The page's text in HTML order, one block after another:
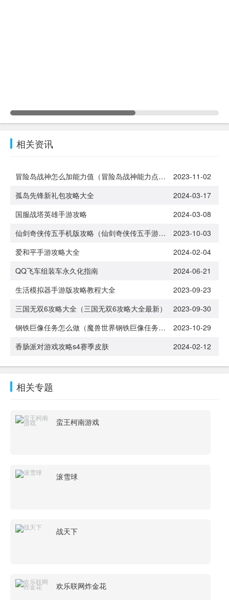
相关资讯
冒险岛战神怎么加能力值（冒险岛战神能力点怎么加）
2023-11-02
孤岛先锋新礼包攻略大全
2024-03-17
国服战塔英雄手游攻略
2024-03-08
仙剑奇侠传五手机版攻略（仙剑奇侠传五手游攻略英雄搭配）
2023-10-03
爱和平手游攻略大全
2024-02-04
QQ飞车组装车永久化指南
2024-06-21
生活模拟器手游版攻略教程大全
2023-09-23
三国无双6攻略大全（三国无双6攻略大全最新）
2023-09-30
钢铁巨像任务怎么做（魔兽世界钢铁巨像任务怎么做）
2023-10-29
香肠派对游戏攻略s4赛季皮肤
2024-02-12
相关专题
蛮王柯南游戏
滚雪球
战天下
欢乐联网炸金花